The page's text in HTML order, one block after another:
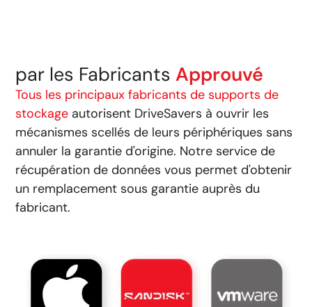
par les FabricantsApprouvé
Tous les principaux fabricants de supports de
stockage autorisent DriveSavers à ouvrir les
mécanismes scellés de leurs périphériques sans
annuler la garantie d'origine. Notre service de
récupération de données vous permet d'obtenir
un remplacement sous garantie auprès du
fabricant.